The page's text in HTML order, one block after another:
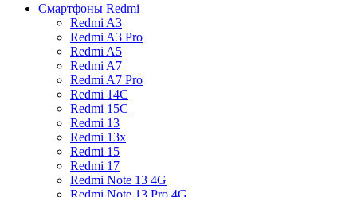
Смартфоны Redmi
Redmi A3
Redmi A3 Pro
Redmi A5
Redmi A7
Redmi A7 Pro
Redmi 14C
Redmi 15C
Redmi 13
Redmi 13x
Redmi 15
Redmi 17
Redmi Note 13 4G
Redmi Note 13 Pro 4G